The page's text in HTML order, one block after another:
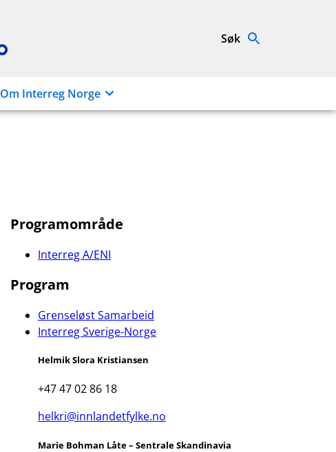
Søk
Om Interreg Norge
Programområde
Interreg A/ENI
Program
Grenseløst Samarbeid
Interreg Sverige-Norge
Helmik Slora Kristiansen
+47 47 02 86 18
helkri@innlandetfylke.no
Marie Bohman Låte – Sentrale Skandinavia